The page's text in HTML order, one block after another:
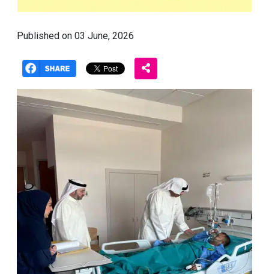
Published on 03 June, 2026